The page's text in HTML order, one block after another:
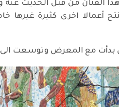
أعمالا اخرى كثيرة غيرها